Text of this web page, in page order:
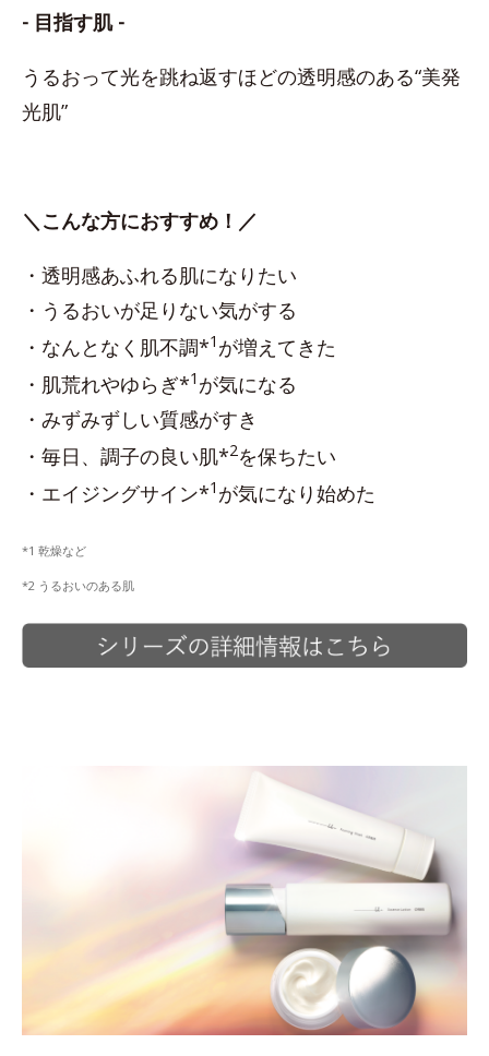
- 目指す肌 -
うるおって光を跳ね返すほどの透明感のある“美発
光肌”
＼こんな方におすすめ！／
・透明感あふれる肌になりたい
・うるおいが足りない気がする
・なんとなく肌不調*1 が増えてきた
・肌荒れやゆらぎ*1 が気になる
・みずみずしい質感がすき
・毎日、調子の良い肌*2を保ちたい
・エイジングサイン*1 が気になり始めた
*1 乾燥など
*2 うるおいのある肌